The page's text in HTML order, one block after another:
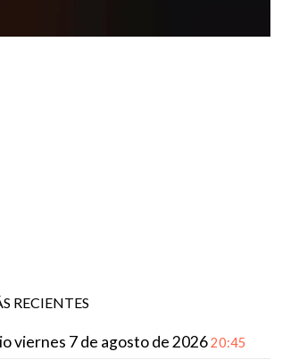
RECIENTES
viernes 7 de agosto de 202620:45